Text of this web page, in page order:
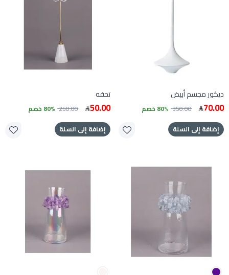
ديكور مجسم أبيض
70.00
350.00 80% خصم
إضافة إلى السلة
تحفه
50.00
250.00 80% خصم
إضافة إلى السلة